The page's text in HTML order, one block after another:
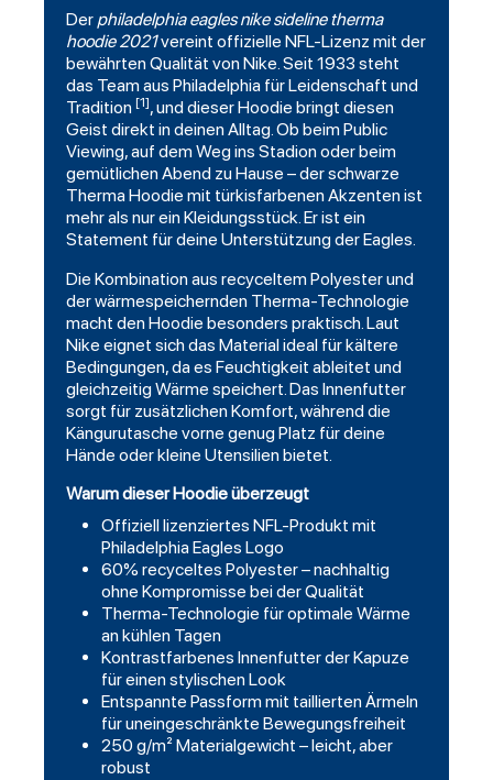
Der philadelphia eaglesnike sidelinetherma
hoodie2021vereint offizielle NFL-Lizenz mit der
bewährten Qualität von Nike. Seit 1933 steht
das Team aus Philadelphia für Leidenschaft und
Tradition [1], und dieser Hoodie bringt diesen
Geist direkt in deinen Alltag. Ob beim Public
Viewing, auf dem Weg ins Stadion oder beim
gemütlichen Abend zu Hause – der schwarze
Therma Hoodie mit türkisfarbenen Akzenten ist
mehr als nur ein Kleidungsstück. Er ist ein
Statement für deine Unterstützung der Eagles.
Die Kombination aus recyceltem Polyester und
der wärmespeichernden Therma-Technologie
macht den Hoodie besonders praktisch. Laut
Nike eignet sich das Material ideal für kältere
Bedingungen, da es Feuchtigkeit ableitet und
gleichzeitig Wärme speichert. Das Innenfutter
sorgt für zusätzlichen Komfort, während die
Kängurutasche vorne genug Platz für deine
Hände oder kleine Utensilien bietet.
Warum dieser Hoodie überzeugt
Offiziell lizenziertes NFL-Produkt mit
Philadelphia Eagles Logo
60% recyceltes Polyester – nachhaltig
ohne Kompromisse bei der Qualität
Therma-Technologie für optimale Wärme
an kühlen Tagen
Kontrastfarbenes Innenfutter der Kapuze
für einen stylischen Look
Entspannte Passform mit taillierten Ärmeln
für uneingeschränkte Bewegungsfreiheit
250 g/m² Materialgewicht – leicht, aber
robust